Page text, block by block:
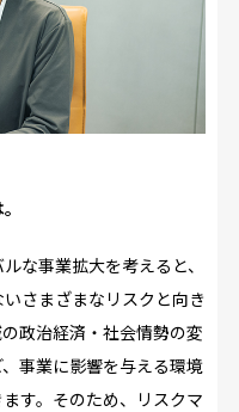
な事業拡大を考えると、
さまざまなリスクと向き
政治経済・社会情勢の変
事業に影響を与える環境
す。そのため、リスクマ